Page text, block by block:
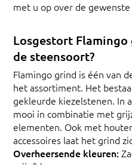
met u op over de
Losgestort
de steensoort?
Flamingo grind is één van
het assortiment. Het
gekleurde kiezelstenen. In
mooi in combinatie met
elementen. Ook met
accessoires laat het grind
Overheersende kleuren: